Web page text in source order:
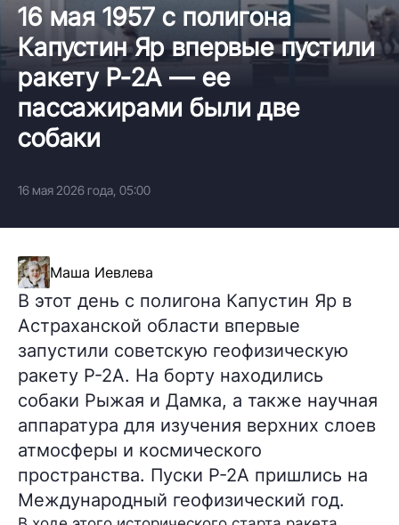
16 мая 1957 с полигона
Капустин Яр впервые пустили
ракету Р-2А — ее
пассажирами были две
собаки
16 мая 2026 года, 05:00
Маша Иевлева
В этот день с полигона Капустин Яр в
Астраханской области впервые
запустили советскую геофизическую
ракету Р-2А. На борту находились
собаки Рыжая и Дамка, а также научная
аппаратура для изучения верхних слоев
атмосферы и космического
пространства. Пуски Р-2А пришлись на
Международный геофизический год.